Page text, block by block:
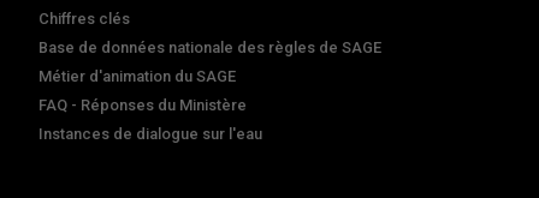
Chiffres clés
Base de données nationale des règles de SAGE
Métier d'animation du SAGE
FAQ - Réponses du Ministère
Instances de dialogue sur l'eau